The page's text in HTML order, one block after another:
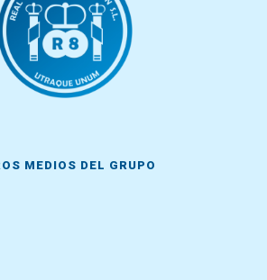
MEDIOS DEL GRUPO